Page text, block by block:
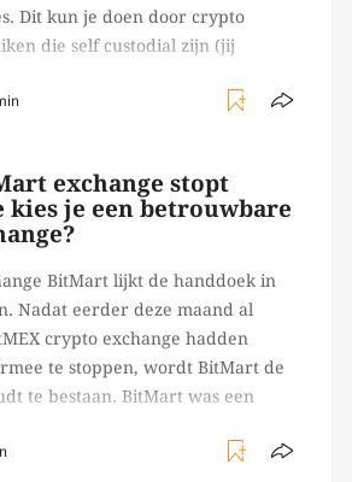
Dit kun je doen door crypto
die self custodial zijn (jij
bijvoorbeeld. Echter, op 29 juli
exchange stopt
kies je een betrouwbare
BitMart lijkt de handdoek in
Nadat eerder deze maand al
crypto exchange hadden
te stoppen, wordt BitMart de
te bestaan. BitMart was een
terecht konden om te handelen